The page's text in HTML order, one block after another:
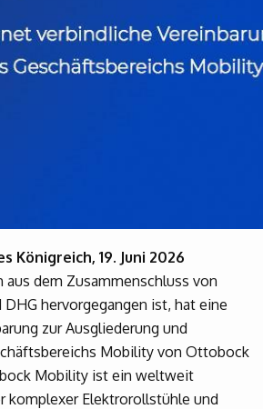
Königreich, 19. Juni 2026
aus dem Zusammenschluss von
DHG hervorgegangen ist, hat eine
zur Ausgliederung und
Mobility von Ottobock
Mobility ist ein weltweit
komplexer Elektrorollstühle und